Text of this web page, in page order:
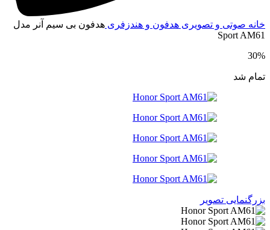
صوتی و تصویریهدفون و هندزفریهدفون بی سیم آنر مدل
Sport
شد
تصویر